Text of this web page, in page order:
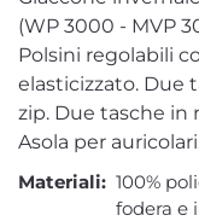
(WP 3000 - MVP
Polsini regolabili
elasticizzato. Due
zip. Due tasche in
Asola per
Materiali: 100%
fodera e